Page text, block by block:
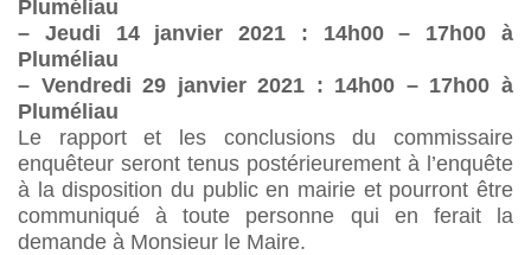
Pluméliau
– Jeudi 14 janvier 2021 : 14h00 – 17h00 à
Pluméliau
– Vendredi 29 janvier 2021 : 14h00 – 17h00 à
Pluméliau
Le rapport et les conclusions du commissaire
enquêteur seront tenus postérieurement à l’enquête
à la disposition du public en mairie et pourront être
communiqué à toute personne qui en ferait la
demande à Monsieur le Maire.